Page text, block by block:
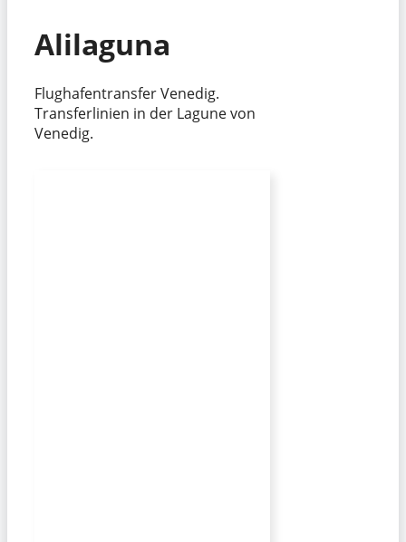
Alilaguna
Flughafentransfer Venedig.
Transferlinien in der Lagune von
Venedig.